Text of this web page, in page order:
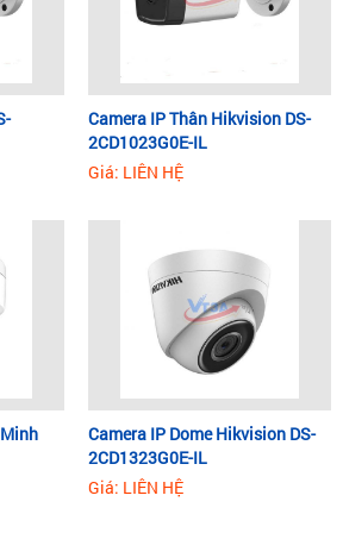
Camera IP Thân Hikvision DS-
2CD1023G0E-IL
Giá: LIÊN HỆ
Camera IP Dome Hikvision DS-
2CD1323G0E-IL
Giá: LIÊN HỆ